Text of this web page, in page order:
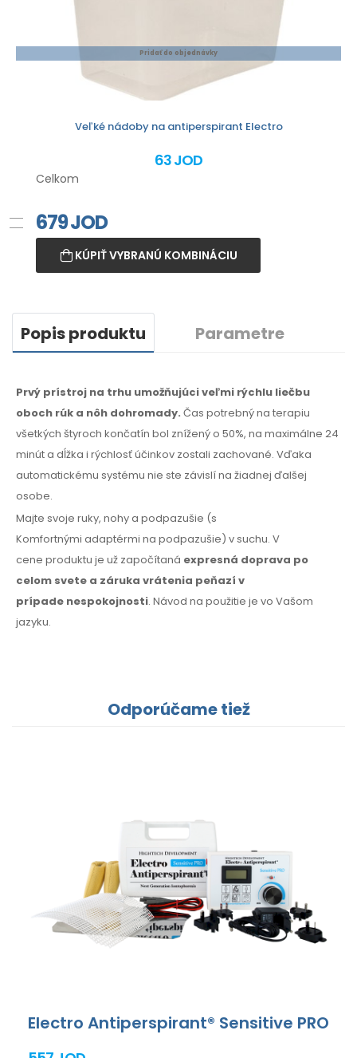
Pridať do objednávky
Veľké nádoby na antiperspirant Electro
63 JOD
Celkom
679JOD
KÚPIŤ VYBRANÚ KOMBINÁCIU
Popis produktu Parametre
Prvý prístroj na trhu umožňujúci veľmi rýchlu liečbu
oboch rúk a nôh dohromady. Čas potrebný na terapiu
všetkých štyroch končatín bol zníženýo 50%, na maximálne 24
minúta dĺžka i rýchlosťúčinkov zostali zachované. Vďaka
automatickému systému nie ste závislína žiadnej ďalšej
osobe.
Majte svoje ruky, nohya podpazušie (s
Komfortnými adaptérmi na podpazušie) v suchu. V
cene produktu je už započítaná expresná doprava po
celom svete a záruka vrátenia peňazí v
prípade nespokojnosti. Návod na použitie je vo Vašom
jazyku.
Odporúčame tiež
Electro Antiperspirant® Sensitive PRO